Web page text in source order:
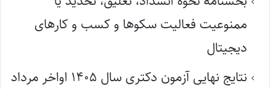
ممنوعیت فعالیت سکوها و کسب و کارهای
دیجیتال
نتایج نهایی آزمون دکتری سال ۱۴۰۵ اواخر مرداد